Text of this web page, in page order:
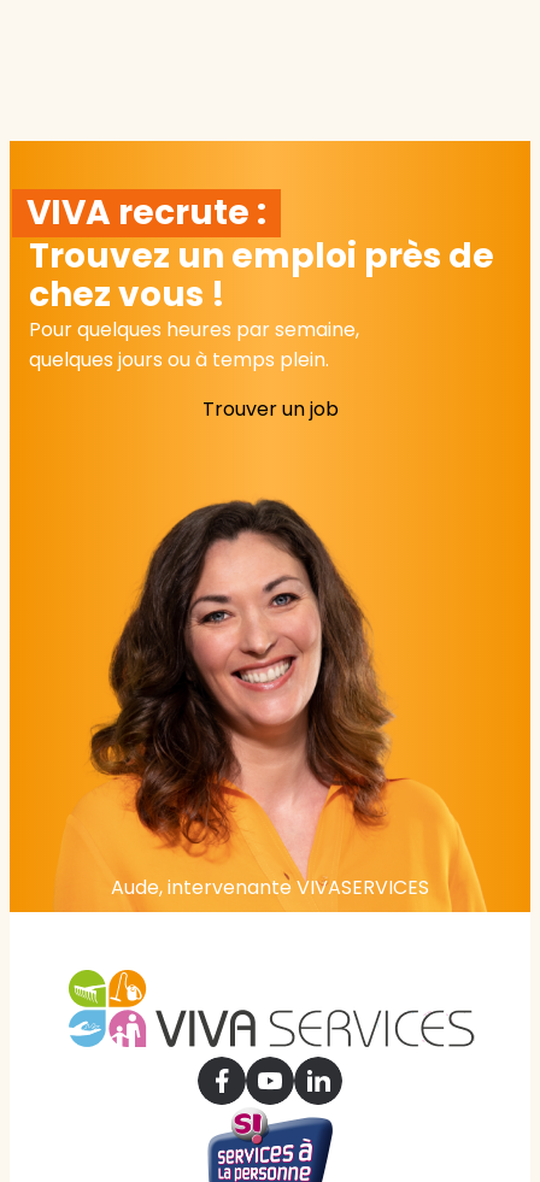
VIVA recrute :
Trouvez un emploi près de
chez vous !
Pour quelques heures par semaine,
quelques jours ou à temps plein.
Trouver un job
Aude, intervenante VIVASERVICES